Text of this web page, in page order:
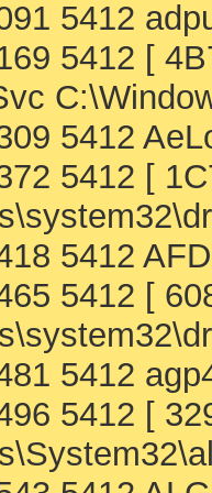
Check ==========
| 000,000,227 |
= Apartment
= Apartment
= Free
5412
5412 [
5412
5412 [
5412
5412 [
5412
5412 [